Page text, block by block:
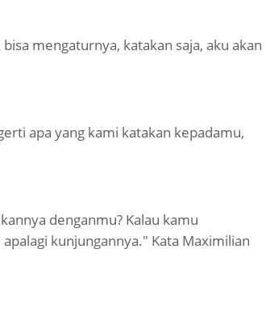
mengaturnya, katakan saja, aku akan
apa yang kami katakan kepadamu,
denganmu? Kalau kamu
kunjungannya." Kata Maximilian